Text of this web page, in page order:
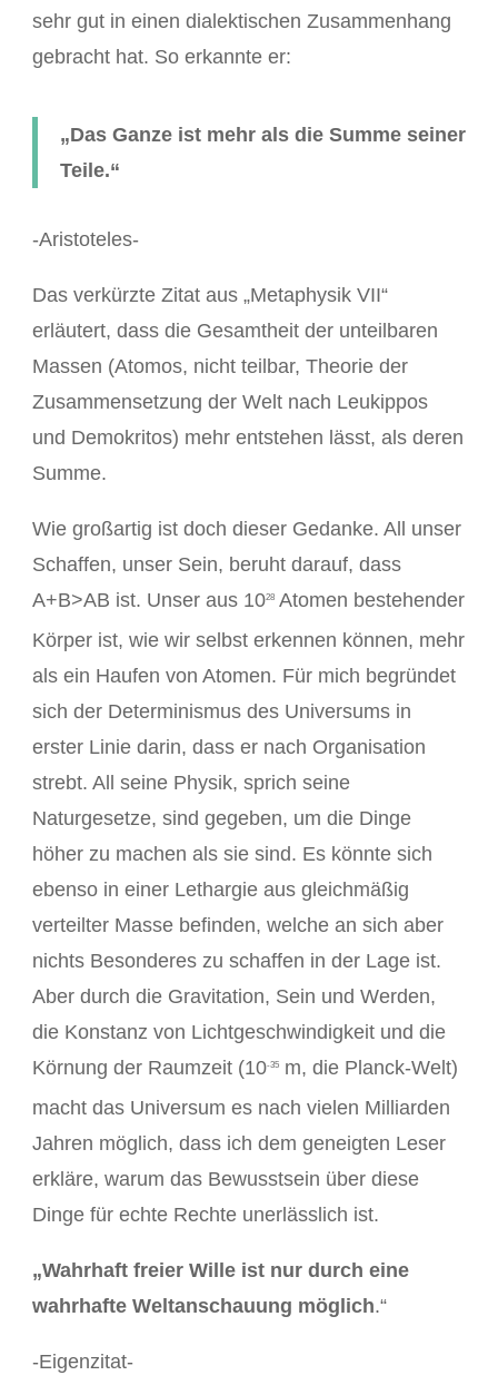
sehr gut in einen dialektischen Zusammenhang
gebracht hat. So erkannte er:
„Das Ganze ist mehr als die Summe seiner
Teile.“
-Aristoteles-
Das verkürzte Zitat aus „Metaphysik VII“
erläutert, dass die Gesamtheit der unteilbaren
Massen (Atomos, nicht teilbar, Theorie der
Zusammensetzung der Welt nach Leukippos
und Demokritos) mehr entstehen lässt, als deren
Summe.
Wie großartig ist doch dieser Gedanke. All unser
Schaffen, unser Sein, beruht darauf, dass
A+B>AB ist. Unser aus 1028Atomen bestehender
Körper ist, wie wir selbst erkennen können, mehr
als ein Haufen von Atomen. Für mich begründet
sich der Determinismus des Universums in
erster Linie darin, dass er nach Organisation
strebt. All seine Physik, sprich seine
Naturgesetze, sind gegeben, um die Dinge
höher zu machen als sie sind. Es könnte sich
ebenso in einer Lethargie aus gleichmäßig
verteilter Masse befinden, welche an sich aber
nichts Besonderes zu schaffen in der Lage ist.
Aber durch die Gravitation, Sein und Werden,
die Konstanz von Lichtgeschwindigkeit und die
Körnung der Raumzeit (10-35m, die Planck-Welt)
macht das Universum es nach vielen Milliarden
Jahren möglich, dass ich dem geneigten Leser
erkläre, warum das Bewusstsein über diese
Dinge für echte Rechte unerlässlich ist.
„Wahrhaft freier Wille ist nur durch eine
wahrhafte Weltanschauung möglich.“
-Eigenzitat-